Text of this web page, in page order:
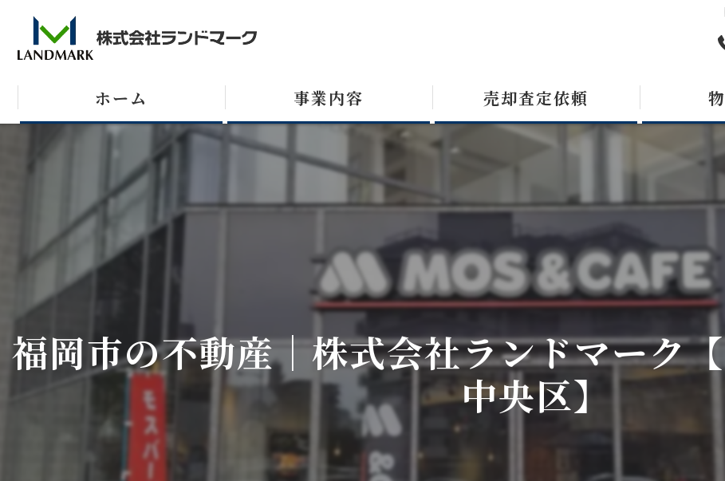
ホーム 事業内容
売買
売却査定依頼
福岡市の不動産｜株式会社ランドマーク
中央区】